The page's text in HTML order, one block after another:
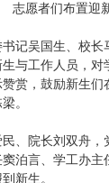
志愿者们布置迎
记吴国生、校长
与工作人员，对
赏，鼓励新生们
。
、院长刘双舟，
泊言、学工办主
新生。